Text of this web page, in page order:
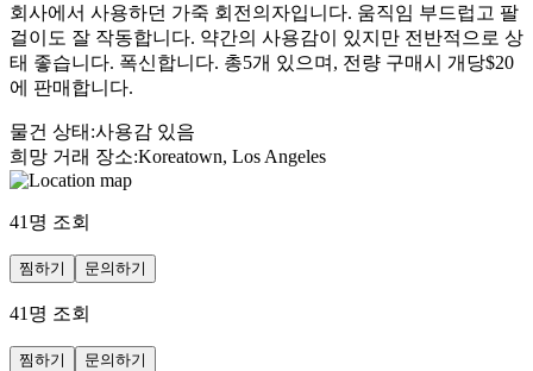
회사에서 사용하던 가죽 회전의자입니다. 움직임 부드럽고 팔
걸이도 잘 작동합니다. 약간의 사용감이 있지만 전반적으로 상
태 좋습니다. 폭신합니다. 총5개 있으며, 전량 구매시 개당$20
에 판매합니다.
물건 상태 :사용감 있음
희망 거래 장소:Koreatown, Los Angeles
41 명 조회
찜하기 문의하기
41 명 조회
찜하기 문의하기